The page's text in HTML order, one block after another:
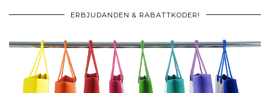
ERBJUDANDEN & RABATTKODER!